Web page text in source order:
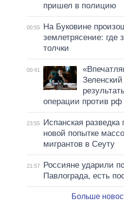
пришел в полицию
00:55
На Буковине
землетрясение: где
толчки
00:41
операции против рф
23:55
Испанская
новой попытке
мигрантов в Сеуту
21:57
Россияне ударили
Павлограда, есть
Больше